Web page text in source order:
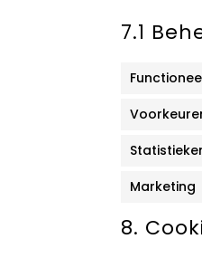
7.1
Marketing
8.